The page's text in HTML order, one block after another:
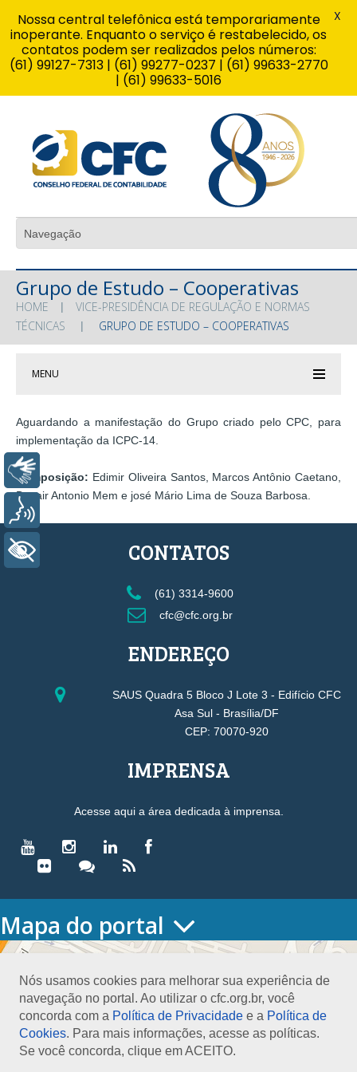
Grupo de Estudo – Cooperativas
HOME
VICE-PRESIDÊNCIA DE REGULAÇÃO E NORMAS
TÉCNICAS
GRUPO DE ESTUDO – COOPERATIVAS
MENU
Aguardando a manifestação do Grupo criado pelo CPC, para
implementação da ICPC-14.
Composição: Edimir Oliveira Santos, Marcos Antônio Caetano,
Devair Antonio Mem e josé Mário Lima de Souza Barbosa.
Nós usamos cookies para melhorar sua experiência de
navegação no portal. Ao utilizar o cfc.org.br, você
concorda com a Política de Privacidade e a Política de
Cookies. Para mais informações, acesse as políticas.
Se você concorda, clique em ACEITO.
CONTATOS
(61) 3314-9600
cfc@cfc.org.br
ENDEREÇO
SAUS Quadra 5 Bloco J Lote 3 - Edifício CFC
Asa Sul - Brasília/DF
CEP: 70070-920
IMPRENSA
Acesse aqui a área dedicada à imprensa.
Mapa do portal
HOME
Conselho Diretor
Nossa Sede
Planejamento
Organograma
Medalha João Lyra
Nossa central telefônica está temporariamente
inoperante. Enquanto o serviço é restabelecido, os
contatos podem ser realizados pelos números:
(61) 99127-7313 | (61) 99277-0237 | (61) 99633-2770
| (61) 99633-5016
X
Libras
+ Acessibilidade